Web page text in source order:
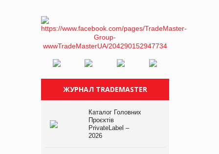
ЖУРНАЛ TRADEMASTER
Каталог Головних
Проєктів
PrivateLabel –
2026